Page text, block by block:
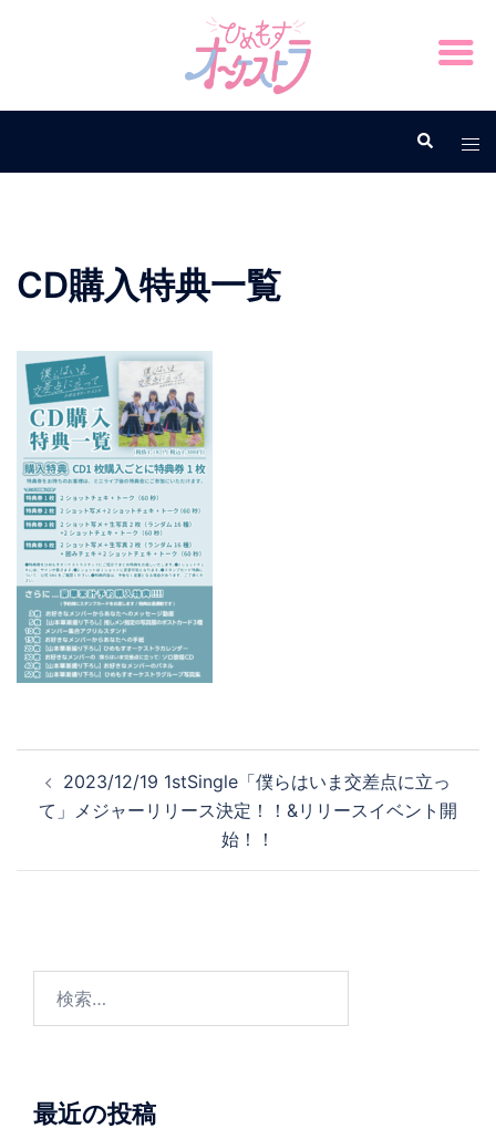
CD購入特典一覧
2023/12/19 1stSingle「僕らはいま交差点に立っ
て」メジャーリリース決定！！&リリースイベント開
始！！
最近の投稿